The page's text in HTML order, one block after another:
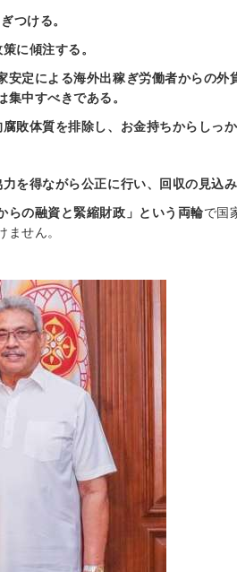
つける。
に傾注する。
定による海外出稼ぎ労働者からの
中すべきである。
敗体質を排除し、お金持ちからしっ
を得ながら公正に行い、回収の見込
らの融資と緊縮財政」という両輪で国
せん。